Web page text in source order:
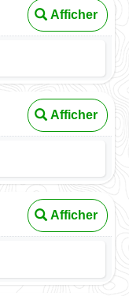
Afficher
Afficher
Afficher